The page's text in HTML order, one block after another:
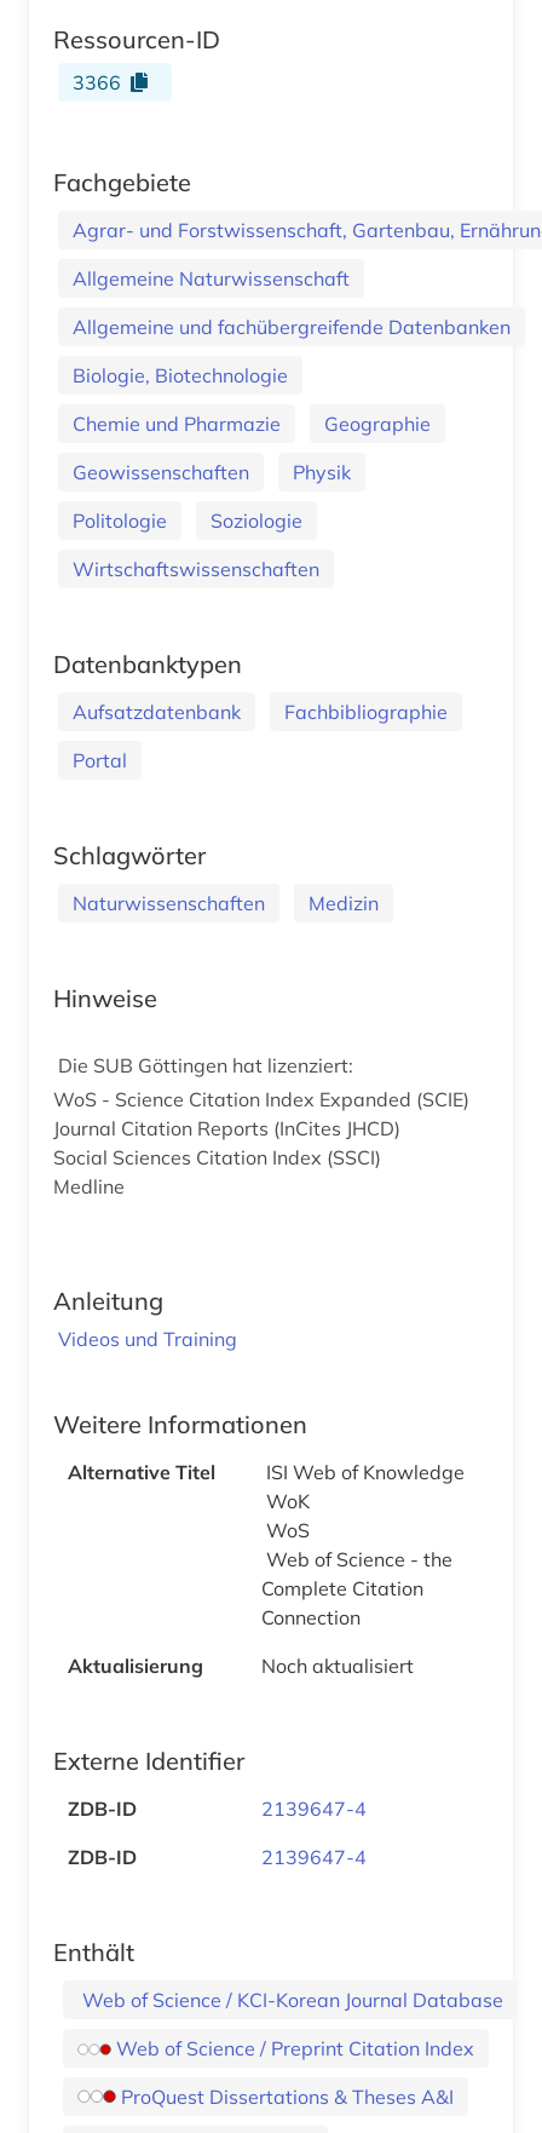
Ressourcen-ID
3366
Fachgebiete
Agrar- und Forstwissenschaft, Gartenbau,
Allgemeine Naturwissenschaft
Allgemeine und fachübergreifende Datenbanken
Biologie, Biotechnologie
Chemie und Pharmazie
Geographie
Geowissenschaften
Physik
Politologie
Soziologie
Wirtschaftswissenschaften
Datenbanktypen
Aufsatzdatenbank
Fachbibliographie
Portal
Schlagwörter
Naturwissenschaften Medizin
Hinweise
Die SUB Göttingen hat lizenziert:
WoS - Science Citation Index Expanded (SCIE)
Journal Citation Reports (InCites JHCD)
Social Sciences Citation Index (SSCI)
Medline
Anleitung
Videos und Training
Weitere Informationen
Alternative Titel
ISI Web of Knowledge
WoK
WoS
Web of Science - the
Complete Citation
Connection
Aktualisierung
Noch aktualisiert
Externe Identifier
ZDB-ID
2139647-4
ZDB-ID
2139647-4
Enthält
Web of Science / KCI-Korean Journal Database
Web of Science / Preprint Citation Index
ProQuest Dissertations & Theses A&I